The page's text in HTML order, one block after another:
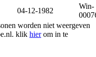
04-12-1982
Win-
worden niet weergeven
klik hierom in te